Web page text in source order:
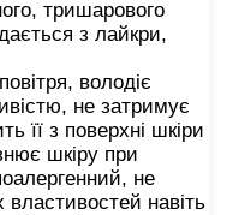
тришарового
з лайкри,
володіє
не затримує
її з поверхні шкіри
шкіру при
не
властивостей навіть